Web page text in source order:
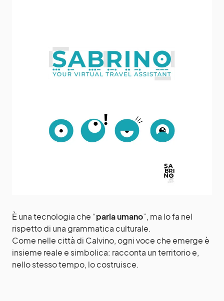
È una tecnologia che “parla umano”, ma lo fa nel
rispetto di una grammatica culturale.
Come nelle città di Calvino, ogni voce che emerge è
insieme reale e simbolica: racconta un territorio e,
nello stesso tempo, lo costruisce.